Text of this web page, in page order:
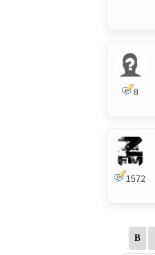
8
1572